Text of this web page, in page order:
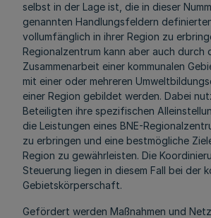
selbst in der Lage ist, die in dieser
genannten Handlungsfeldern
vollumfänglich in ihrer Region zu
Regionalzentrum kann aber auch durch
Zusammenarbeit einer kommunalen
mit einer oder mehreren
einer Region gebildet werden. Dabei
Beteiligten ihre spezifischen
die Leistungen eines BNE-
zu erbringen und eine bestmögliche
Region zu gewährleisten. Die
Steuerung liegen in diesem Fall bei der
Gebietskörperschaft.
Gefördert werden Maßnahmen und